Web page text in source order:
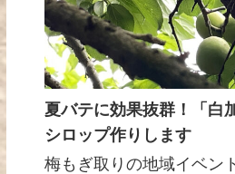
夏バテに効果抜群！「白
シロップ作りします
梅もぎ取りの地域イベン